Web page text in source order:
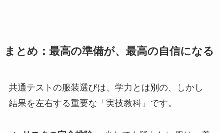
まとめ：最高の準備が、最高の自信になる
共通テストの服装選びは、学力とは別の、しかし
結果を左右する重要な「実技教科」です。